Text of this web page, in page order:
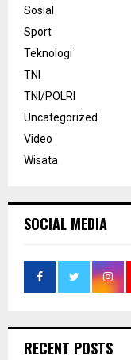
Sosial
Sport
Teknologi
TNI
TNI/POLRI
Uncategorized
Video
Wisata
SOCIAL MEDIA
RECENT POSTS